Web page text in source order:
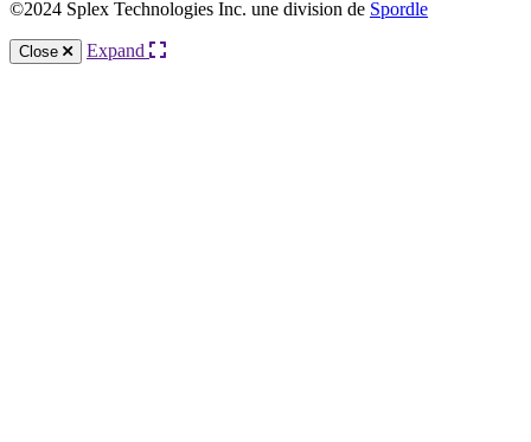
©2024 Splex Technologies Inc. une division de Spordle
Close Expand